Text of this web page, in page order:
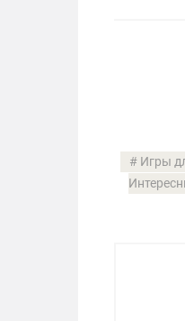
Игры